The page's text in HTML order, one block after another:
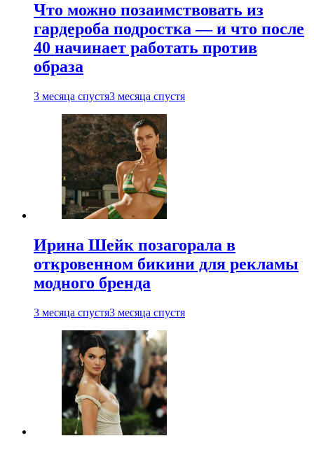
Что можно позаимствовать из
гардероба подростка — и что после
40 начинает работать против
образа
3 месяца спустя3 месяца спустя
Ирина Шейк позагорала в
откровенном бикини для рекламы
модного бренда
3 месяца спустя3 месяца спустя